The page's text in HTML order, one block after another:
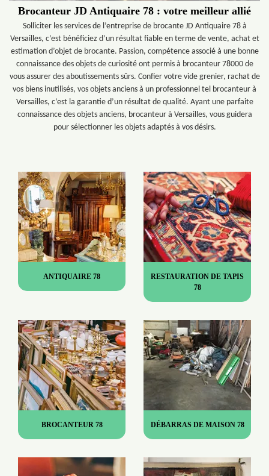
Brocanteur JD Antiquaire 78 : votre meilleur allié
Solliciter les services de l’entreprise de brocante JD Antiquaire 78 à
Versailles, c’est bénéficiez d’un résultat fiable en terme de vente, achat et
estimation d’objet de brocante. Passion, compétence associé à une bonne
connaissance des objets de curiosité ont permis à brocanteur 78000 de
vous assurer des aboutissements sûrs. Confier votre vide grenier, rachat de
vos biens inutilisés, vos objets anciens à un professionnel tel brocanteur à
Versailles, c’est la garantie d’un résultat de qualité. Ayant une parfaite
connaissance des objets anciens, brocanteur à Versailles, vous guidera
pour sélectionner les objets adaptés à vos désirs.
ANTIQUAIRE 78
RESTAURATION DE TAPIS
78
BROCANTEUR 78 DÉBARRAS DE MAISON 78